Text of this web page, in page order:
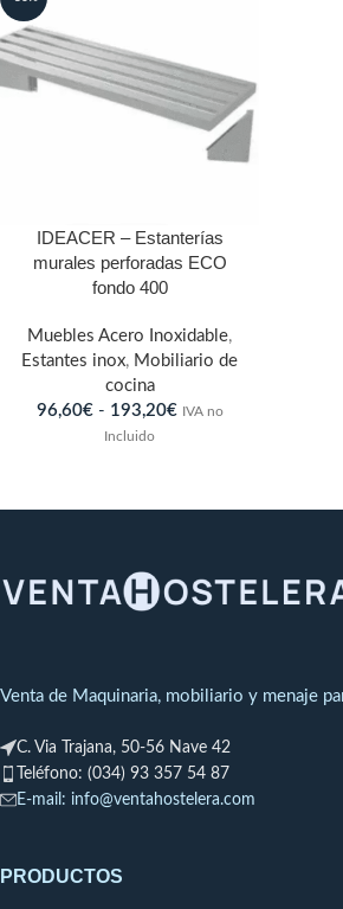
IDEACER – Estanterías
murales perforadas ECO
fondo 400
Muebles Acero Inoxidable,
Estantes inox, Mobiliario de
cocina
96,60€ - 193,20€ IVA no
Incluido
Venta de Maquinaria, mobiliario y menaje
C. Via Trajana, 50-56 Nave 42
Teléfono: (034) 93 357 54 87
E-mail: info@ventahostelera.com
PRODUCTOS